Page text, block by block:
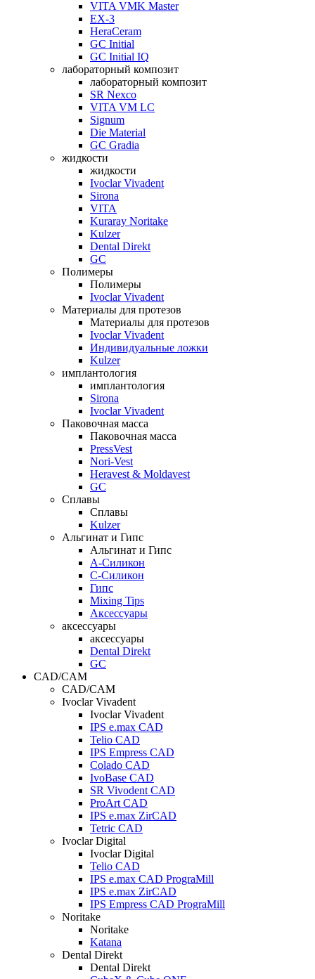
VITA VMK Master
EX-3
HeraCeram
GC Initial
GC Initial IQ
лабораторный композит
лабораторный композит
SR Nexco
VITA VM LC
Signum
Die Material
GC Gradia
жидкости
жидкости
Ivoclar Vivadent
Sirona
VITA
Kuraray Noritake
Kulzer
Dental Direkt
GC
Полимеры
Полимеры
Ivoclar Vivadent
Материалы для протезов
Материалы для протезов
Ivoclar Vivadent
Индивидуальные ложки
Kulzer
имплантология
имплантология
Sirona
Ivoclar Vivadent
Паковочная масса
Паковочная масса
PressVest
Nori-Vest
Heravest & Moldavest
GC
Сплавы
Сплавы
Kulzer
Альгинат и Гипс
Альгинат и Гипс
A-Силикон
C-Силикон
Гипс
Mixing Tips
Аксессуары
аксессуары
аксессуары
Dental Direkt
GC
CAD/CAM
CAD/CAM
Ivoclar Vivadent
Ivoclar Vivadent
IPS e.max CAD
Telio CAD
IPS Empress CAD
Colado CAD
IvoBase CAD
SR Vivodent CAD
ProArt CAD
IPS e.max ZirCAD
Tetric CAD
Ivoclar Digital
Ivoclar Digital
Telio CAD
IPS e.max CAD PrograMill
IPS e.max ZirCAD
IPS Empress CAD PrograMill
Noritake
Noritake
Katana
Dental Direkt
Dental Direkt